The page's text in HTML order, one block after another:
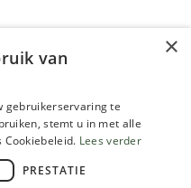
×
van
gebruikerservaring te
stemt u in met alle
Cookiebeleid. Lees verder
PRESTATIE